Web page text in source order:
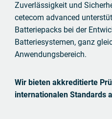
Zuverlässigkeit und
cetecom advanced
Batteriepacks bei der
Batteriesystemen, ganz
Anwendungsbereich.
Wir bieten akkreditierte
internationalen Standards